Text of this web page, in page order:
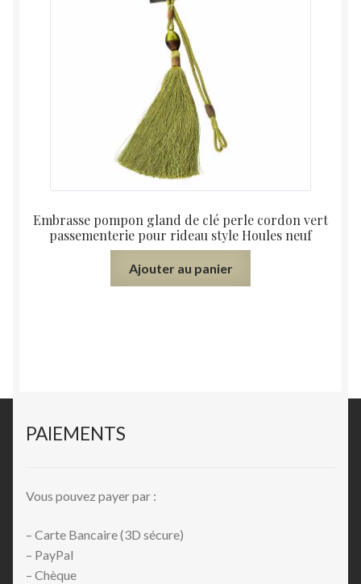
Embrasse pompon gland de clé perle cordon vert
passementerie pour rideau style Houles neuf
Ajouter au panier
PAIEMENTS
Vous pouvez payer par :
– Carte Bancaire (3D sécure)
– PayPal
– Chèque